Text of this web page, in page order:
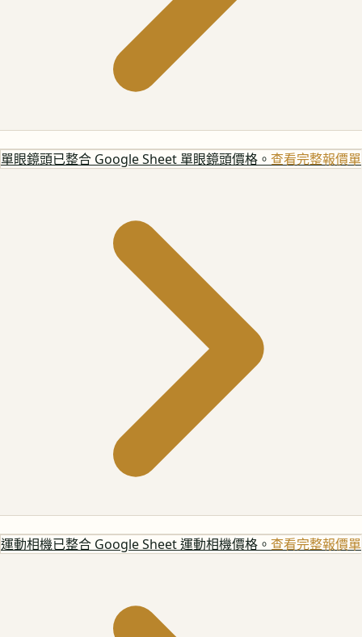
單眼鏡頭已整合 Google Sheet 單眼鏡頭價格。 查看完整報價單
運動相機已整合 Google Sheet 運動相機價格。 查看完整報價單